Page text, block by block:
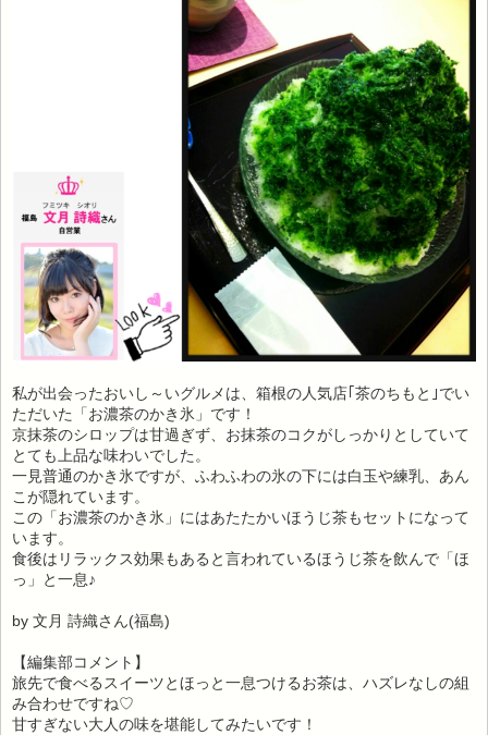
私が出会ったおいし～いグルメは、箱根の人気店｢茶のちもと｣でい
ただいた「お濃茶のかき氷」です！
京抹茶のシロップは甘過ぎず、お抹茶のコクがしっかりとしていて
とても上品な味わいでした。
一見普通のかき氷ですが、ふわふわの氷の下には白玉や練乳、あん
こが隠れています。
この「お濃茶のかき氷」にはあたたかいほうじ茶もセットになって
います。
食後はリラックス効果もあると言われているほうじ茶を飲んで「ほ
っ」と一息♪
by 文月 詩織さん(福島)
【編集部コメント】
旅先で食べるスイーツとほっと一息つけるお茶は、ハズレなしの組
み合わせですね♡
甘すぎない大人の味を堪能してみたいです！